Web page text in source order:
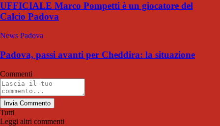
UFFICIALE Marco Pompetti è un giocatore del
Calcio Padova
News Padova
Padova, passi avanti per Cheddira: la situazione
Commenti
Invia Commento
Tutti
Leggi altri commenti